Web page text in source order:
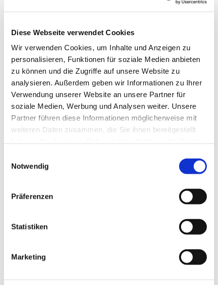
Diese Webseite verwendet Cookies
Wir verwenden Cookies, um Inhalte und Anzeigen zu
personalisieren, Funktionen für soziale Medien anbieten
zu können und die Zugriffe auf unsere Website zu
analysieren. Außerdem geben wir Informationen zu Ihrer
Verwendung unserer Website an unsere Partner für
soziale Medien, Werbung und Analysen weiter. Unsere
Partner führen diese Informationen möglicherweise mit
weiteren Daten zusammen, die Sie ihnen bereitgestellt
Notwendig
Präferenzen
Statistiken
Marketing
Dies könnte Sie auch
interessieren